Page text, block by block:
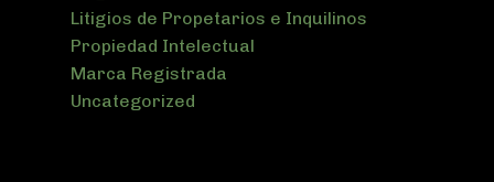
Litigios de Propetarios e Inquilinos
Propiedad Intelectual
Marca Registrada
Uncategorized